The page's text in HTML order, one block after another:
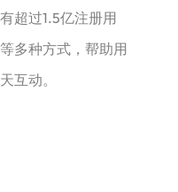
超过1.5亿注册用
多种方式，帮助用
互动‌。